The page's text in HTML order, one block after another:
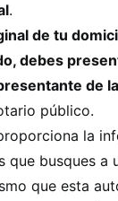
.
de tu
debes
de
público.
la
que busques a
que esta